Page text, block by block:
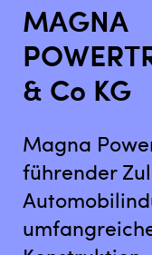
MAGNA
& Co KG
Magna
führender